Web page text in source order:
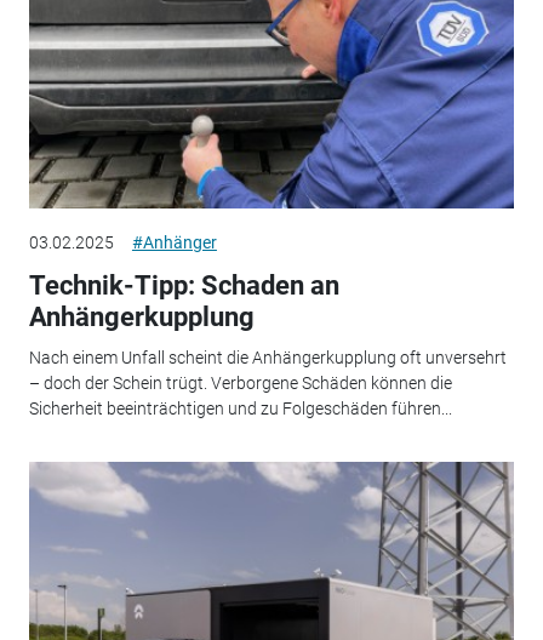
03.02.2025 #Anhänger
Technik-Tipp: Schaden an
Anhängerkupplung
Nach einem Unfall scheint die Anhängerkupplung oft unversehrt
– doch der Schein trügt. Verborgene Schäden können die
Sicherheit beeinträchtigen und zu Folgeschäden führen...